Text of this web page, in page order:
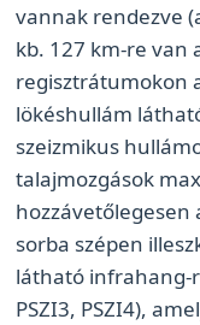
vannak rendezve
kb. 127 km-re van
regisztrátumokon
lökéshullám
szeizmikus
talajmozgások
hozzávetőlegesen
sorba szépen
látható infrahang-
PSZI3, PSZI4),